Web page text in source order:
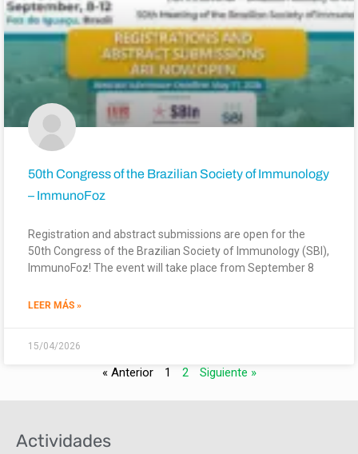
50th Congress of the Brazilian Society of Immunology
– ImmunoFoz
Registration and abstract submissions are open for the
50th Congress of the Brazilian Society of Immunology (SBI),
ImmunoFoz! The event will take place from September 8
LEER MÁS »
15/04/2026
« Anterior 1 2 Siguiente »
Actividades